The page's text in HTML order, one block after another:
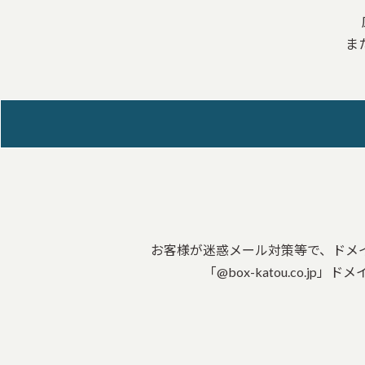
ま
お客様が迷惑メール対策等で、ド
「@box-katou.co.jp」ド